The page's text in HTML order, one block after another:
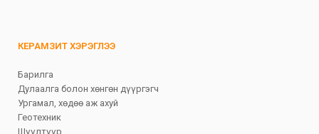
КЕРАМЗИТ ХЭРЭГЛЭЭ
Барилга
Дулаалга болон хөнгөн дүүргэгч
Ургамал, хөдөө аж ахуй
Геотехник
Шүүлтүүр